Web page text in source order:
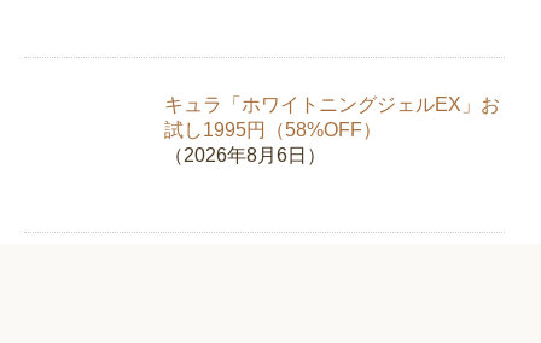
キュラ「ホワイトニングジェルEX」お
試し1995円（58%OFF）
（2026年8月6日）